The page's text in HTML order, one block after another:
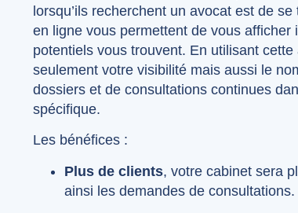
lorsqu’ils recherchent un avocat est de
en ligne vous permettent de vous
potentiels vous trouvent. En utilisant
seulement votre visibilité mais aussi le
dossiers et de consultations continues
spécifique.
Les bénéfices :
Plus de clients, votre cabinet sera
ainsi les demandes de consultations.